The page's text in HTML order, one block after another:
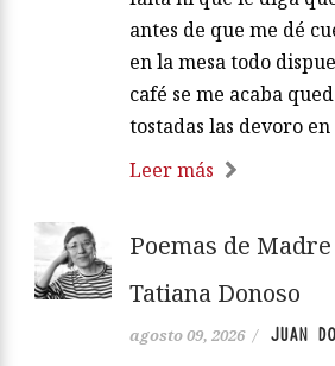
antes de que me dé
en la mesa todo
café se me acaba
tostadas las devoro
Leer más
Poemas de
Tatiana Donoso
agosto 09, 2026 / JUAN